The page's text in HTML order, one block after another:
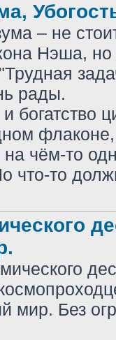
– не
Нэша, но
рады.
богатство
на чём-то
что-то
мир. Без